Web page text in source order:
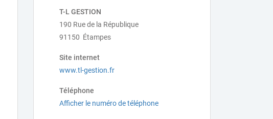
T-L GESTION
190 Rue de la République
91150 Étampes
Site internet
www.tl-gestion.fr
Téléphone
Afficher le numéro de téléphone